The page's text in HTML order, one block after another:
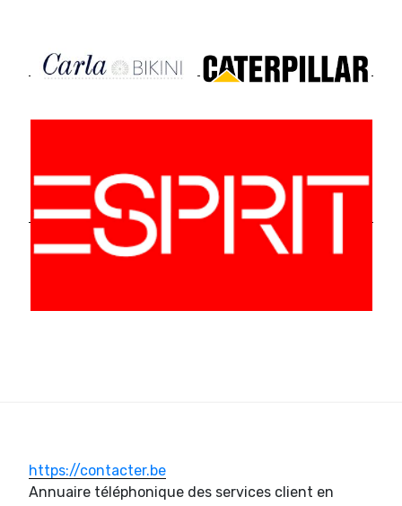
https://contacter.be
Annuaire téléphonique des services client en